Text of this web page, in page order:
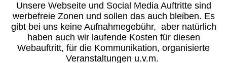
Unsere Webseite und Social Media Auftritte sind
werbefreie Zonen und sollen das auch bleiben. Es
gibt bei uns keine Aufnahmegebühr, aber natürlich
haben auch wir laufende Kosten für diesen
Webauftritt, für die Kommunikation, organisierte
Veranstaltungen u.v.m.